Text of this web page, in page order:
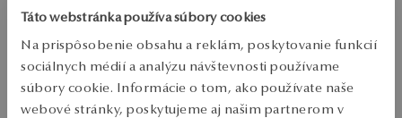
Táto webstránka používa súbory cookies
Na prispôsobenie obsahu a reklám, poskytovanie funkcií
sociálnych médií a analýzu návštevnosti používame
súbory cookie. Informácie o tom, ako používate naše
webové stránky, poskytujeme aj našim partnerom v
Zásielka:1pracovné dni
Doprava zdarma od 70 EUR
Bezplatné vrátenie tovaru do 30 dní
PODROBNOSTI